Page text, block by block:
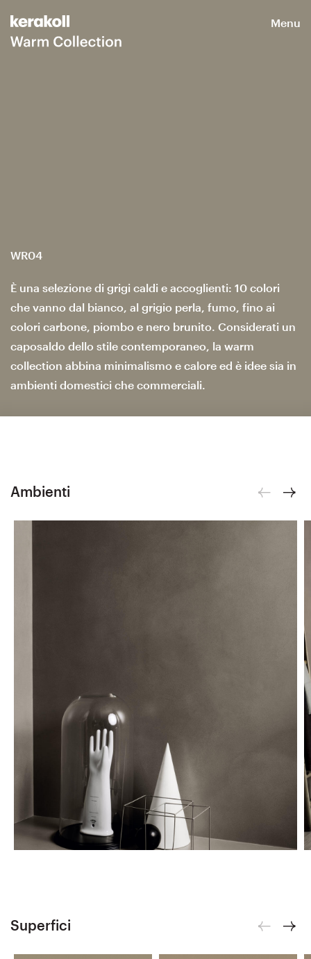
Menu
WR04
È una selezione di grigi caldi e accoglienti: 10 colori
che vanno dal bianco, al grigio perla, fumo, fino ai
colori carbone, piombo e nero brunito. Considerati un
caposaldo dello stile contemporaneo, la warm
collection abbina minimalismo e calore ed è idee sia in
ambienti domestici che commerciali.
Ambienti
Superfici